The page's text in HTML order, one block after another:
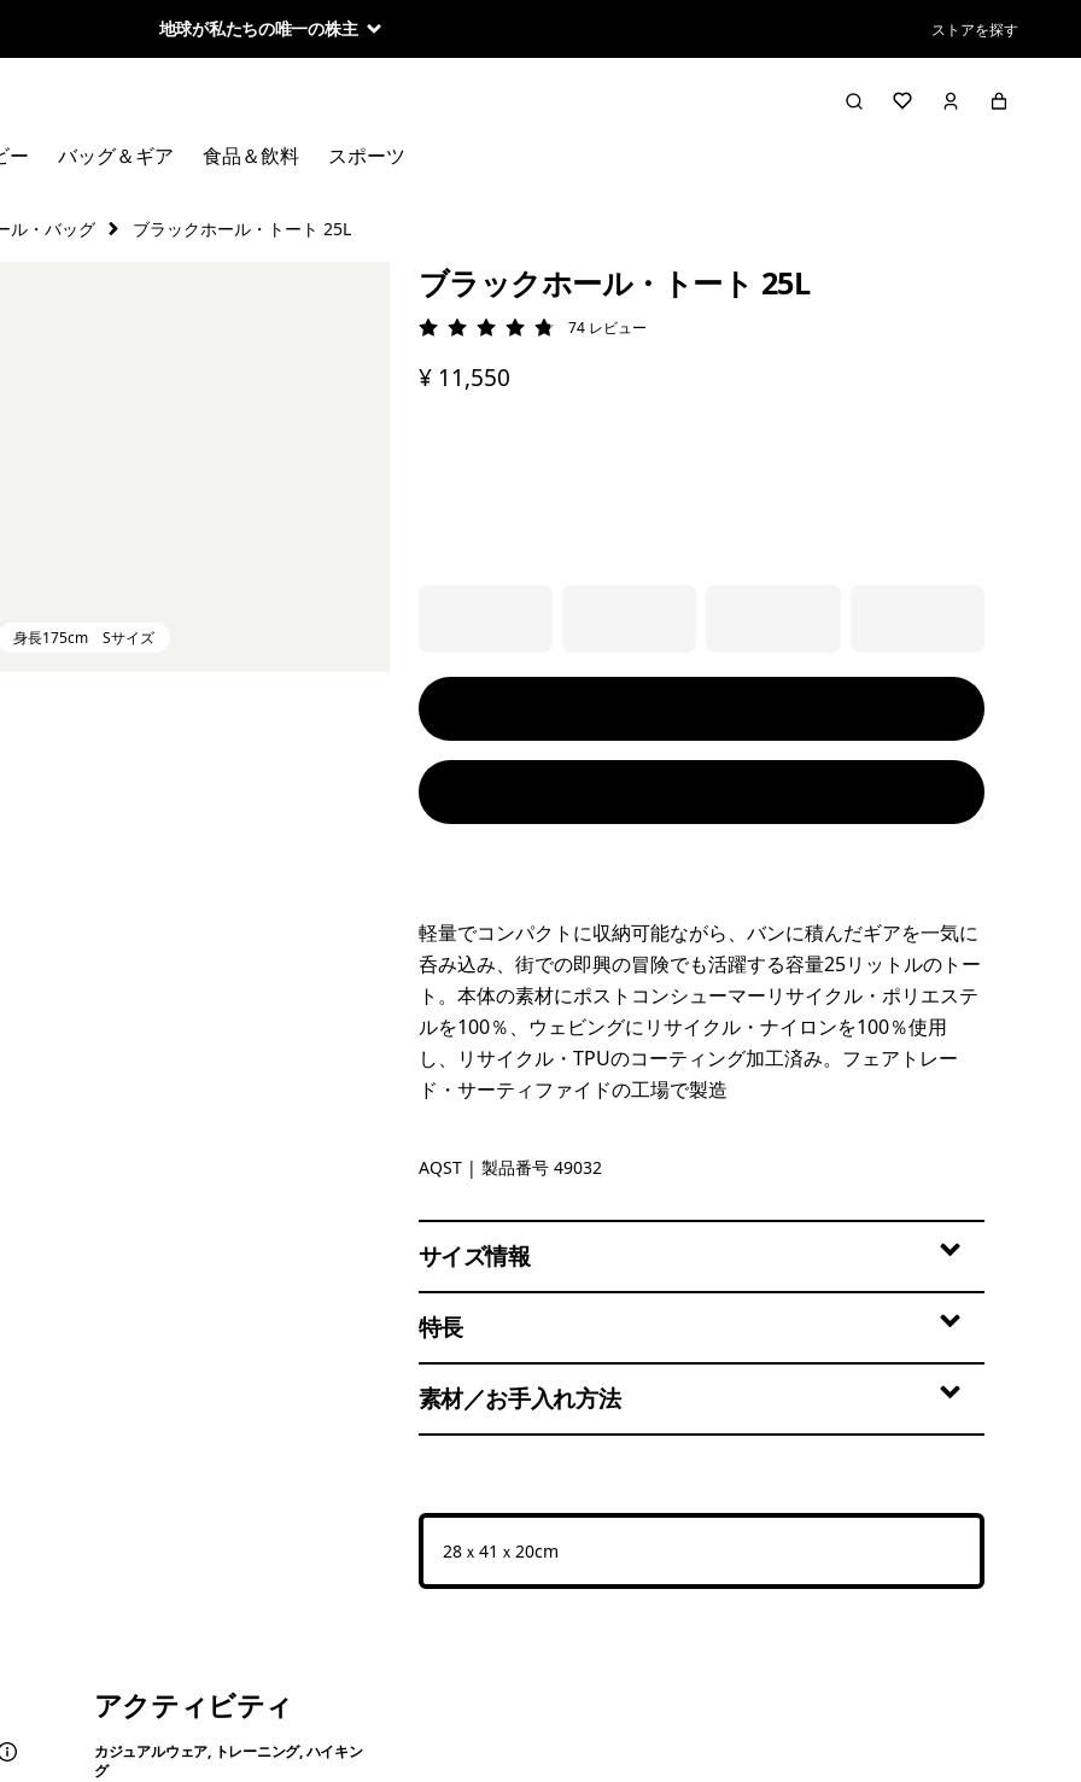
地球が私たちの唯一の株主 ストアを探す
ー バッグ＆ギア 食品＆飲料 スポーツ
ル・バッグ ブラックホール・トート 25L
身長175cm Sサイズ
ブラックホール・トート 25L
評価: 4.9 / 5
74 レビュー
¥ 11,550
軽量でコンパクトに収納可能ながら、バンに積んだギアを一気に
呑み込み、街での即興の冒険でも活躍する容量25リットルのトー
ト。本体の素材にポストコンシューマーリサイクル・ポリエステ
ルを100％、ウェビングにリサイクル・ナイロンを100％使用
し、リサイクル・TPUのコーティング加工済み。フェアトレー
ド・サーティファイドの工場で製造
Aqua Stone
AQST | 製品番号 49032
サイズ情報
特長
素材／お手入れ方法
28ｘ41ｘ20cm
アクティビティ
カジュアルウェア, トレーニング, ハイキン
グ